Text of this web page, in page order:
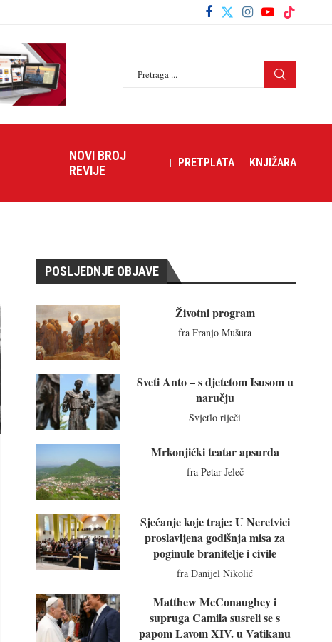
NOVI BROJ
REVIJE
PRETPLATA KNJIŽARA
POSLJEDNJE OBJAVE
Životni program
fra Franjo Mušura
Sveti Anto – s djetetom Isusom u
naručju
Svjetlo riječi
Mrkonjićki teatar apsurda
fra Petar Jeleč
Sjećanje koje traje: U Neretvici
proslavljena godišnja misa za
poginule branitelje i civile
fra Danijel Nikolić
Matthew McConaughey i
supruga Camila susreli se s
papom Lavom XIV. u Vatikanu